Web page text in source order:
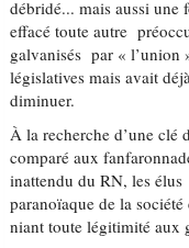
débridé... mais aussi une
effacé toute autre
galvanisés par « l’union
législatives mais avait
diminuer.
À la recherche d’une clé
comparé aux
inattendu du RN, les
paranoïaque de la
niant toute légitimité aux